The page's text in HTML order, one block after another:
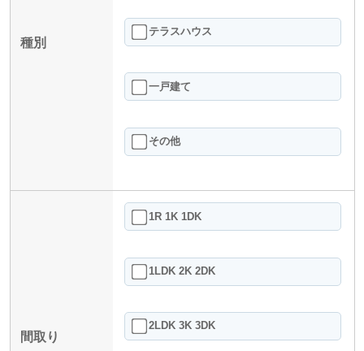
種別
テラスハウス
一戸建て
その他
間取り
1R 1K 1DK
1LDK 2K 2DK
2LDK 3K 3DK